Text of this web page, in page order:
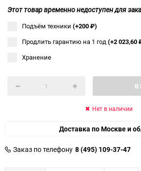
Этот товар временно недоступен для
Подъём техники (+200₽)
Продлить гарантию на 1 год(+2 023,60
Хранение
В
Нет в наличии
Доставка по Москве и
Заказ по телефону 8 (495) 109-37-47